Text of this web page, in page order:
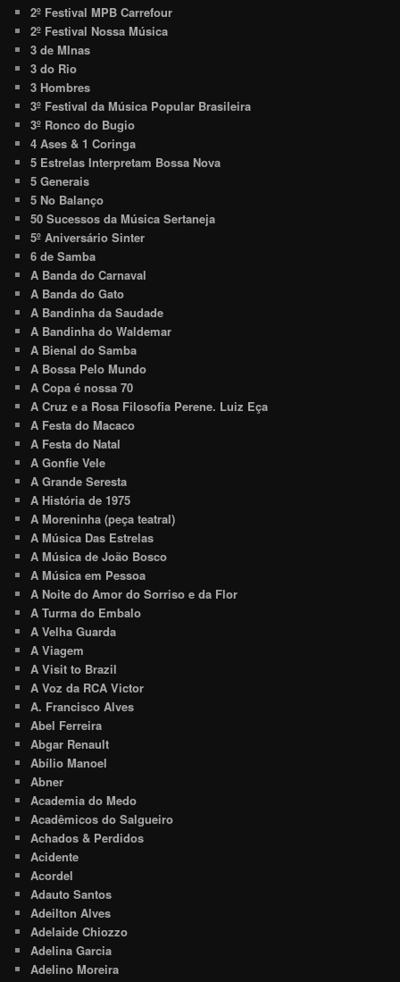
2º Festival MPB Carrefour
2º Festival Nossa Música
3 de MInas
3 do Rio
3 Hombres
3º Festival da Música Popular Brasileira
3º Ronco do Bugio
4 Ases & 1 Coringa
5 Estrelas Interpretam Bossa Nova
5 Generais
5 No Balanço
50 Sucessos da Música Sertaneja
5º Aniversário Sinter
6 de Samba
A Banda do Carnaval
A Banda do Gato
A Bandinha da Saudade
A Bandinha do Waldemar
A Bienal do Samba
A Bossa Pelo Mundo
A Copa é nossa 70
A Cruz e a Rosa Filosofia Perene. Luiz Eça
A Festa do Macaco
A Festa do Natal
A Gonfie Vele
A Grande Seresta
A História de 1975
A Moreninha (peça teatral)
A Música Das Estrelas
A Música de João Bosco
A Música em Pessoa
A Noite do Amor do Sorriso e da Flor
A Turma do Embalo
A Velha Guarda
A Viagem
A Visit to Brazil
A Voz da RCA Victor
A. Francisco Alves
Abel Ferreira
Abgar Renault
Abílio Manoel
Abner
Academia do Medo
Acadêmicos do Salgueiro
Achados & Perdidos
Acidente
Acordel
Adauto Santos
Adeilton Alves
Adelaide Chiozzo
Adelina Garcia
Adelino Moreira